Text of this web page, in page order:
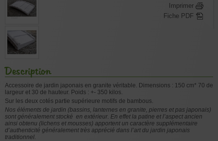
Imprimer
Fiche PDF
Description
Accessoire de jardin japonais en granite véritable. Dimensions : 150 cm* 70 de
largeur et 30 de hauteur. Poids : +- 350 kilos.
Sur les deux cotés partie supérieure motifs de bambous.
Nos éléments de jardin (bassins, lanternes en granite, pierres et pas japonais)
sont généralement stocké en extérieur. En effet la patine et l’aspect ancien
ainsi obtenu (lichens et mousses) apportent un caractère supplémentaire
d’authenticité généralement très apprécié dans l’art du jardin japonais
traditionnel.